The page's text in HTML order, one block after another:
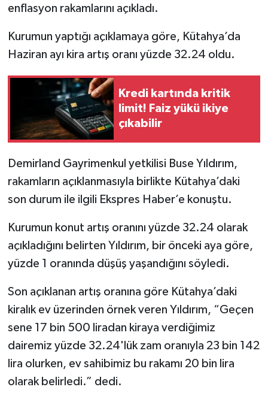
enflasyon rakamlarını açıkladı.
Kurumun yaptığı açıklamaya göre, Kütahya’da
Haziran ayı kira artış oranı yüzde 32.24 oldu.
Kredi kartında kritik
limit! Faiz yükü ikiye
çıkabilir
Demirland Gayrimenkul yetkilisi Buse Yıldırım,
rakamların açıklanmasıyla birlikte Kütahya’daki
son durum ile ilgili Ekspres Haber’e konuştu.
Kurumun konut artış oranını yüzde 32.24 olarak
açıkladığını belirten Yıldırım, bir önceki aya göre,
yüzde 1 oranında düşüş yaşandığını söyledi.
Son açıklanan artış oranına göre Kütahya’daki
kiralık ev üzerinden örnek veren Yıldırım, “Geçen
sene 17 bin 500 liradan kiraya verdiğimiz
dairemiz yüzde 32.24'lük zam oranıyla 23 bin 142
lira olurken, ev sahibimiz bu rakamı 20 bin lira
olarak belirledi.” dedi.
Köşe Yazıları
Kültür Sanat
Kütahya
Magazin
Pazarlar
Resmi İlan
Sağlık
Simav